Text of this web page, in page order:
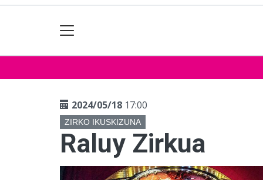
2024/05/18 17:00
ZIRKO IKUSKIZUNA
Raluy Zirkua